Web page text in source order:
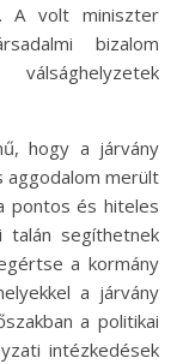
A volt miniszter
bizalom
hogy a járvány
aggodalom merült
pontos és hiteles
talán segíthetnek
a kormány
a járvány
a politikai
intézkedések